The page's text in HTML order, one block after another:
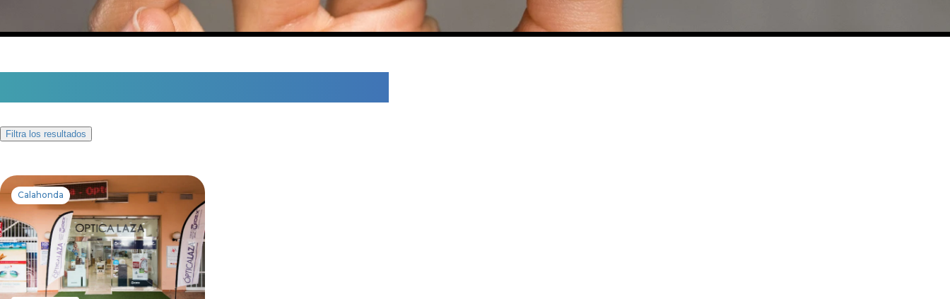
Filtra los resultados
Calahonda